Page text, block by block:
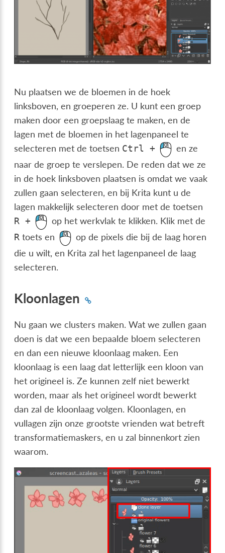
Nu plaatsen we de bloemen in de hoek
linksboven, en groeperen ze. U kunt een groep
maken door een groepslaag te maken, en de
lagen met de bloemen in het lagenpaneel te
selecteren met de toetsen Ctrl +
en ze
naar de groep te verslepen. De reden dat we ze
in de hoek linksboven plaatsen is omdat we vaak
zullen gaan selecteren, en bij Krita kunt u de
lagen makkelijk selecteren door met de toetsen
R + op het werkvlak te klikken. Klik met de
R toets en
op de pixels die bij de laag horen
die u wilt, en Krita zal het lagenpaneel de laag
selecteren.
Kloonlagen
Nu gaan we clusters maken. Wat we zullen gaan
doen is dat we een bepaalde bloem selecteren
en dan een nieuwe kloonlaag maken. Een
kloonlaag is een laag dat letterlijk een kloon van
het origineel is. Ze kunnen zelf niet bewerkt
worden, maar als het origineel wordt bewerkt
dan zal de kloonlaag volgen. Kloonlagen, en
vullagen zijn onze grootste vrienden wat betreft
transformatiemaskers, en u zal binnenkort zien
waarom.